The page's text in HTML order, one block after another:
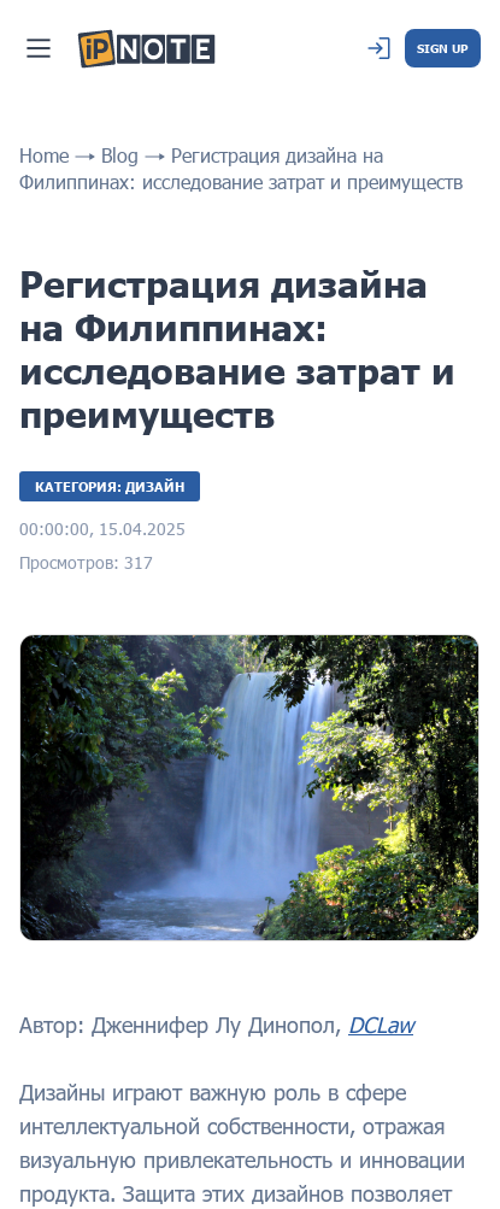
SIGN UP
Home Blog
Регистрация дизайна на
Филиппинах: исследование затрат и преимуществ
Регистрация дизайна
на Филиппинах:
исследование затрат и
преимуществ
КАТЕГОРИЯ: ДИЗАЙН
00:00:00, 15.04.2025
Просмотров: 317
Автор: Дженнифер Лу Динопол, DCLaw
Дизайны играют важную роль в сфере
интеллектуальной собственности, отражая
визуальную привлекательность и инновации
продукта. Защита этих дизайнов позволяет